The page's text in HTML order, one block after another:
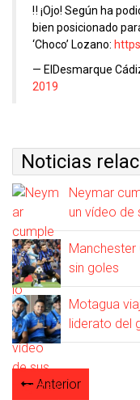
‼ ¡Ojo! Según ha
bien posicionado
‘Choco’ Lozano:
— ElDesmarque
2019
Noticias
Neymar
un vídeo de
Manchester
sin goles
Motagua
liderato del
Anterior